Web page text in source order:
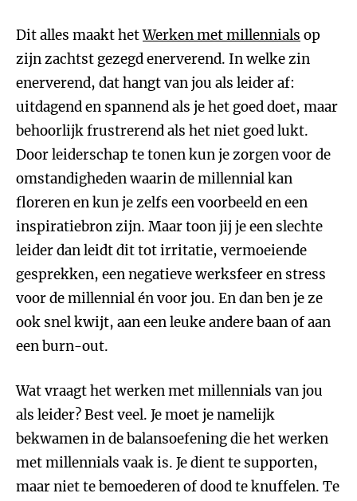
Dit alles maakt hetWerken met millennials op
zijn zachtst gezegd enerverend. In welke zin
enerverend, dat hangt van jou als leider af:
uitdagend en spannend als je het goed doet, maar
behoorlijk frustrerend als het niet goed lukt.
Door leiderschap te tonen kun je zorgen voor de
omstandigheden waarin de millennial kan
floreren en kun je zelfs een voorbeeld en een
inspiratiebron zijn. Maar toon jij je een slechte
leider dan leidt dit tot irritatie, vermoeiende
gesprekken, een negatieve werksfeer en stress
voor de millennial én voor jou. En dan ben je ze
ook snel kwijt, aan een leuke andere baan of aan
een burn-out.
Wat vraagt het werken met millennials van jou
als leider? Best veel. Je moet je namelijk
bekwamen in de balansoefening die het werken
met millennials vaak is. Je dient te supporten,
maar niet te bemoederen of dood te knuffelen. Te